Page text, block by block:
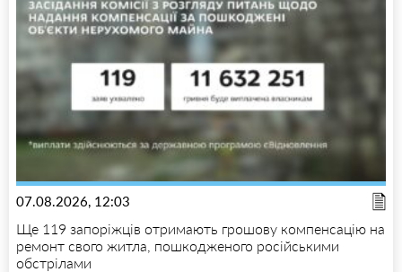
07.08.2026, 12:03
Ще 119 запоріжців отримають грошову компенсацію на
ремонт свого житла, пошкодженого російськими
обстрілами